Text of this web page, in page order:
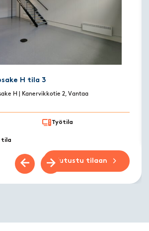
H tila 3
H | Kanervikkotie 2, Vantaa
Työtila
tila
Tutustu tilaan
Previous slide
Next slide